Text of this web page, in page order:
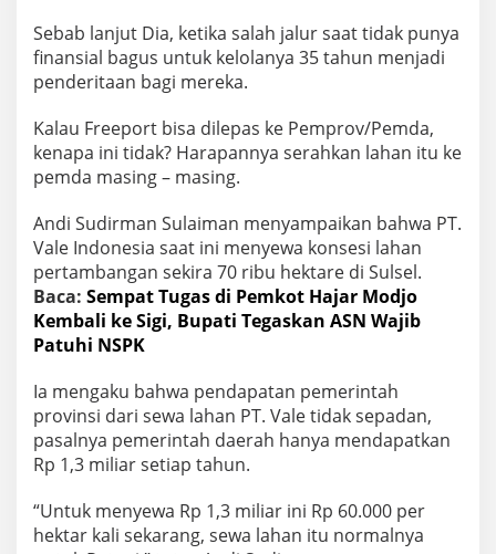
Sebab lanjut Dia, ketika salah jalur saat tidak punya
finansial bagus untuk kelolanya 35 tahun menjadi
penderitaan bagi mereka.
Kalau Freeport bisa dilepas ke Pemprov/Pemda,
kenapa ini tidak? Harapannya serahkan lahan itu ke
pemda masing – masing.
Andi Sudirman Sulaiman menyampaikan bahwa PT.
Vale Indonesia saat ini menyewa konsesi lahan
pertambangan sekira 70 ribu hektare di Sulsel.
Baca: Sempat Tugas di Pemkot Hajar Modjo
Kembali ke Sigi, Bupati Tegaskan ASN Wajib
Patuhi NSPK
Ia mengaku bahwa pendapatan pemerintah
provinsi dari sewa lahan PT. Vale tidak sepadan,
pasalnya pemerintah daerah hanya mendapatkan
Rp 1,3 miliar setiap tahun.
“Untuk menyewa Rp 1,3 miliar ini Rp 60.000 per
hektar kali sekarang, sewa lahan itu normalnya